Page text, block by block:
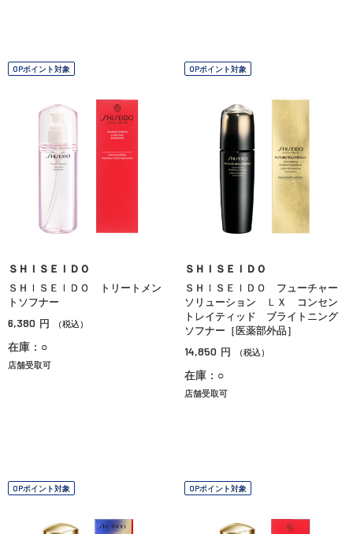
OPポイント対象
ＳＨＩＳＥＩＤＯ
ＳＨＩＳＥＩＤＯ トリートメン
トソフナー
6,380 円 （税込）
在庫：○
店舗受取可
OPポイント対象
ＳＨＩＳＥＩＤＯ
ＳＨＩＳＥＩＤＯ フューチャー
ソリューション ＬＸ コンセン
トレイティッド ブライトニング
ソフナー［医薬部外品］
14,850 円 （税込）
在庫：○
店舗受取可
OPポイント対象 OPポイント対象